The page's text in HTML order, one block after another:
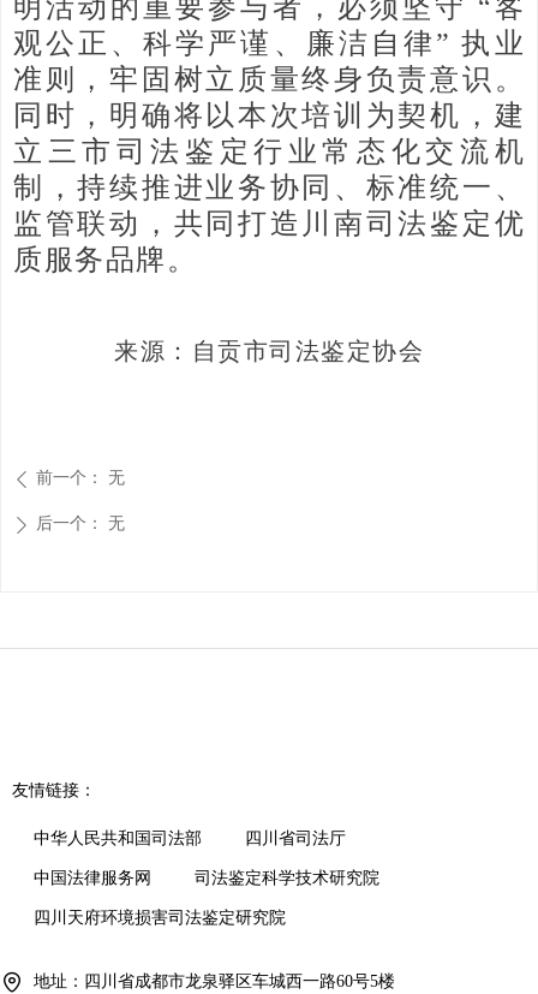
明活动的重要参与者，必须坚守 “客
观公正、科学严谨、廉洁自律” 执业
准则，牢固树立质量终身负责意识。
同时，明确将以本次培训为契机，建
立三市司法鉴定行业常态化交流机
制，持续推进业务协同、标准统一、
监管联动，共同打造川南司法鉴定优
质服务品牌。
来源：自贡市司法鉴定协会
ꄴ 前一个： 无
ꄲ 后一个： 无
地址： 四川省成都市龙泉驿区车城西一路60号5楼
中华人民共和国司法部 四川省司法厅
中国法律服务网 司法鉴定科学技术研究院
四川天府环境损害司法鉴定研究院
友情链接：